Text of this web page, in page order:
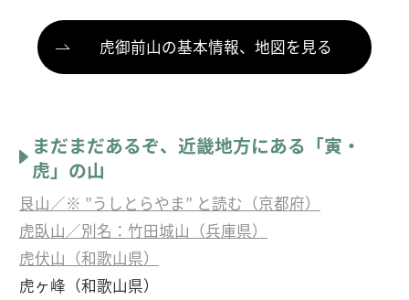
虎御前山の基本情報、地図を見る
まだまだあるぞ、近畿地方にある「寅・
虎」の山
艮山／※ ”うしとらやま” と読む（京都府）
虎臥山／別名：竹田城山（兵庫県）
虎伏山（和歌山県）
虎ヶ峰（和歌山県）